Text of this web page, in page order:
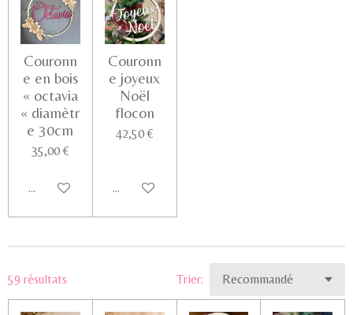
Couronn
e en bois
« octavia
« diamètr
e 30cm
35,00 €
Ajouter au panier
Couronn
e joyeux
Noël
flocon
42,50 €
Ajouter au panier
59 résultats Trier: